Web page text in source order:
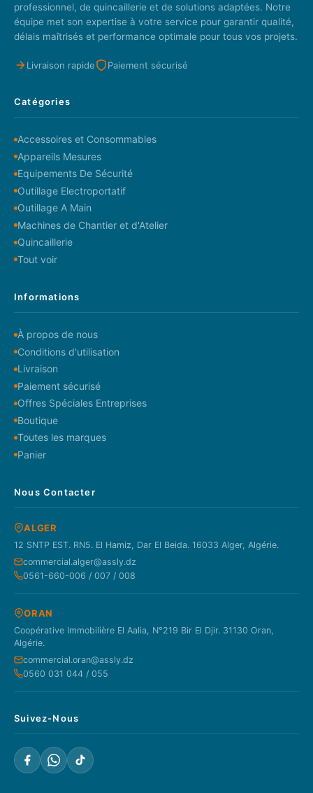
professionnel, de quincaillerie et de solutions adaptées. Notre
équipe met son expertise à votre service pour garantir qualité,
délais maîtrisés et performance optimale pour tous vos projets.
Livraison rapide Paiement sécurisé
Catégories
Accessoires et Consommables
Appareils Mesures
Equipements De Sécurité
Outillage Electroportatif
Outillage A Main
Machines de Chantier et d'Atelier
Quincaillerie
Tout voir
Informations
À propos de nous
Conditions d'utilisation
Livraison
Paiement sécurisé
Offres Spéciales Entreprises
Boutique
Toutes les marques
Panier
Nous Contacter
ALGER
12 SNTP EST. RN5. El Hamiz, Dar El Beida. 16033 Alger, Algérie.
commercial.alger@assly.dz
0561-660-006 / 007 / 008
ORAN
Coopérative Immobilière El Aalia, N°219 Bir El Djir. 31130 Oran,
Algérie.
commercial.oran@assly.dz
0560 031 044 / 055
Suivez-Nous